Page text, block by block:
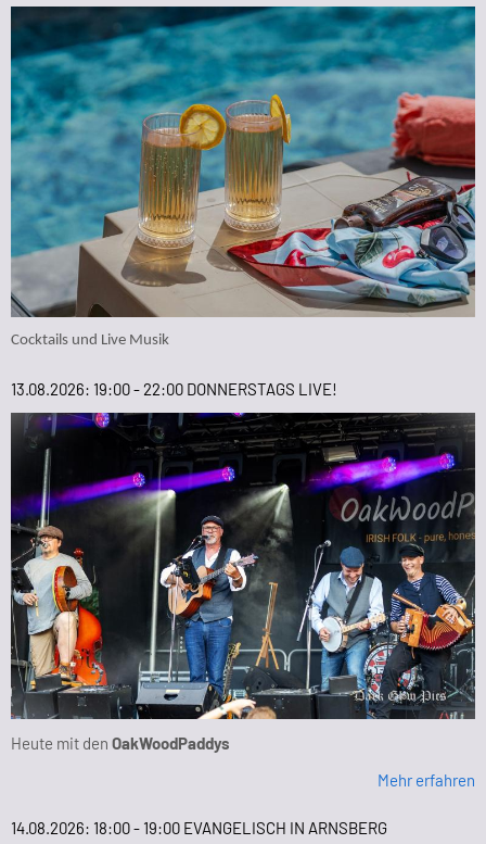
Cocktails und Live Musik
13.08.2026: 19:00 - 22:00 DONNERSTAGS LIVE!
Heute mit den OakWoodPaddys
Mehr erfahren
14.08.2026: 18:00 - 19:00 EVANGELISCH IN ARNSBERG